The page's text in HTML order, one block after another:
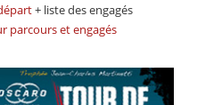
+ liste des engagés
parcours et engagés